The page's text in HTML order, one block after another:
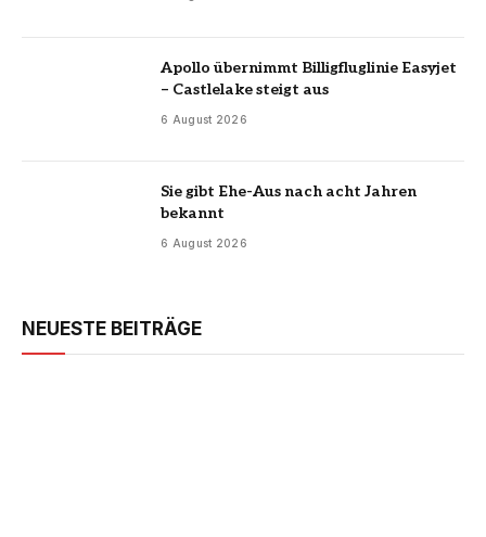
Apollo übernimmt Billigfluglinie Easyjet
– Castlelake steigt aus
6 August 2026
Sie gibt Ehe-Aus nach acht Jahren
bekannt
6 August 2026
NEUESTE BEITRÄGE